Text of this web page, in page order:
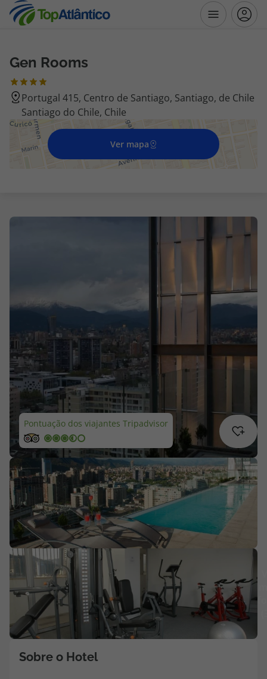
Destinos
Voos
Hotéis
Voos + Hotel
Especialistas
Cheque Viagem
Rede de Lojas
Blog TopViagens
Área de Cliente
Agências
Contactos
Apoio ao cliente em Portugal
218 925 471
Gen Rooms
Portugal 415, Centro de Santiago, Santiago, de Chile
Santiago do Chile, Chile
Ver mapa
Pontuação dos viajantes Tripadvisor
Sobre o Hotel